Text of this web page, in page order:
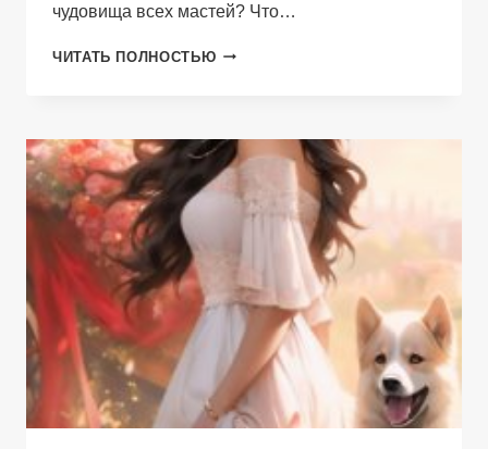
чудовища всех мастей? Что…
ЧИТАТЬ ПОЛНОСТЬЮ КАК
НЕЖИТЬ
СВОЮ
ЛИЧНУЮ